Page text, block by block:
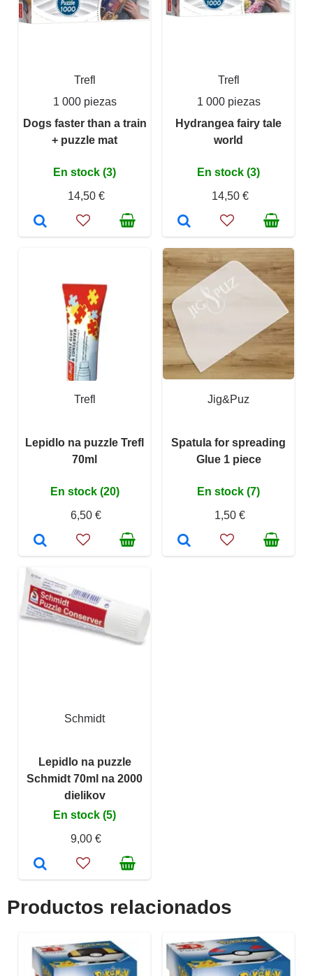
Trefl
1 000 piezas
Dogs faster than a train
+ puzzle mat
En stock (3)
14,50 €
Trefl
1 000 piezas
Hydrangea fairy tale
world
En stock (3)
14,50 €
Trefl
Lepidlo na puzzle Trefl
70ml
En stock (20)
6,50 €
Jig&Puz
Spatula for spreading
Glue 1 piece
En stock (7)
1,50 €
Schmidt
Lepidlo na puzzle
Schmidt 70ml na 2000
dielikov
En stock (5)
9,00 €
Productos relacionados